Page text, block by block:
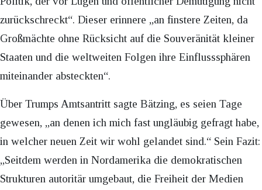
zurückschreckt“. Dieser erinnere „an finstere Zeiten, da
Großmächte ohne Rücksicht auf die Souveränität kleiner
Staaten und die weltweiten Folgen ihre Einflusssphären
miteinander absteckten“.
Über Trumps Amtsantritt sagte Bätzing, es seien Tage
gewesen, „an denen ich mich fast ungläubig gefragt habe,
in welcher neuen Zeit wir wohl gelandet sind.“ Sein Fazit:
„Seitdem werden in Nordamerika die demokratischen
Strukturen autoritär umgebaut, die Freiheit der Medien